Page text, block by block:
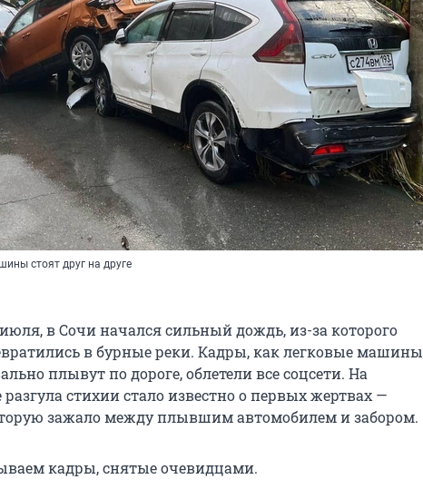
стоят друг на друге
в Сочи начался сильный дождь, из-за которого
в бурные реки. Кадры, как легковые машины
плывут по дороге, облетели все соцсети. На
стихии стало известно о первых жертвах —
зажало между плывшим автомобилем и забором.
кадры, снятые очевидцами.